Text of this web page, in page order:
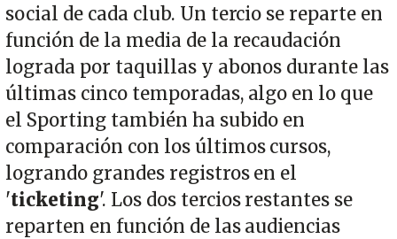
social de cada club. Un tercio se reparte en
función de la media de la recaudación
lograda por taquillas y abonos durante las
últimas cinco temporadas, algo en lo que
el Sporting también ha subido en
comparación con los últimos cursos,
logrando grandes registros en el
'ticketing'. Los dos tercios restantes se
reparten en función de las audiencias